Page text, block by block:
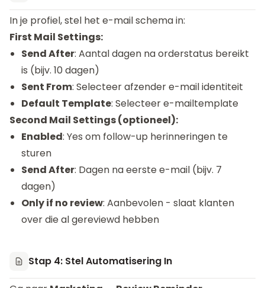
In je profiel, stel het e-mail schema in:
First Mail Settings:
Send After: Aantal dagen na orderstatus bereikt
is (bijv. 10 dagen)
Sent From: Selecteer afzender e-mail identiteit
Default Template: Selecteer e-mailtemplate
Second Mail Settings (optioneel):
Enabled: Yes om follow-up herinneringen te
sturen
Send After: Dagen na eerste e-mail (bijv. 7
dagen)
Only if no review: Aanbevolen - slaat klanten
over die al gereviewd hebben
Stap 4: Stel Automatisering In